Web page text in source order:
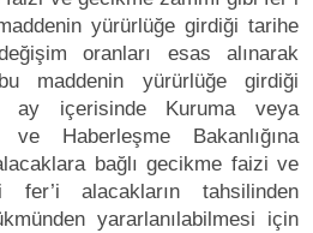
yürürlüğe girdiği tarihe
oranları esas alınarak
maddenin yürürlüğe girdiği
ay içerisinde Kuruma veya
Haberleşme Bakanlığına
bağlı gecikme faizi ve
fer’i alacakların tahsilinden
yararlanılabilmesi için